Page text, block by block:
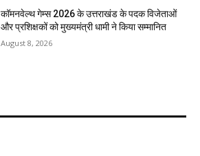
कॉमनवेल्थ गेम्स 2026 के उत्तराखंड के पदक विजेताओं
और प्रशिक्षकों को मुख्यमंत्री धामी ने किया सम्मानित
August 8, 2026